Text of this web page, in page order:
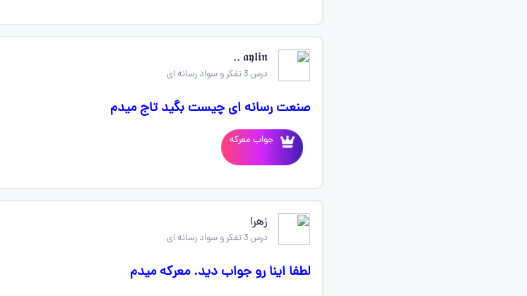
𝖆𝖞𝖑𝖎𝖓 ‌‌‌‌‌‌‌‌‌‌‌..
درس 3 تفکر و سواد رسانه ای
صنعت رسانه ای چیست بگید تاج میدم
جواب معرکه
زهرا
درس 3 تفکر و سواد رسانه ای
لطفا اینا رو جواب دید. معرکه میدم